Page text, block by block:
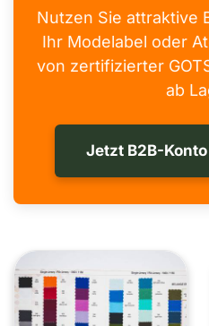
Nutzen Sie attraktive
Ihr Modelabel oder
von zertifizierter
ab
Jetzt B2B-